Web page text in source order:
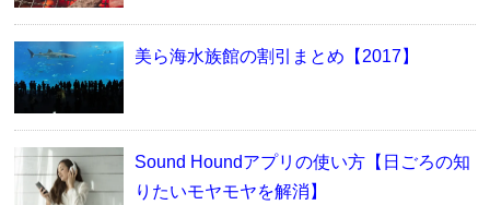
美ら海水族館の割引まとめ【2017】
Sound Houndアプリの使い方【日ごろの知
りたいモヤモヤを解消】